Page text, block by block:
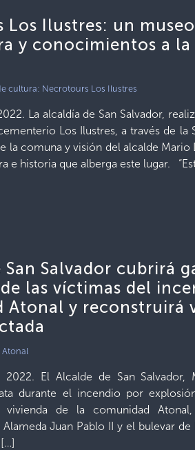
Los Ilustres: un
y conocimientos a la
cultura: Necrotours Los Ilustres
La alcaldía de San Salvador,
Los Ilustres, a través de la
la comuna y visión del alcalde Mario
e historia que alberga este lugar.
Salvador cubrirá
las víctimas del
Atonal y reconstruirá
El Alcalde de San Salvador,
durante el incendio por
vivienda de la comunidad
Juan Pablo II y el bulevar